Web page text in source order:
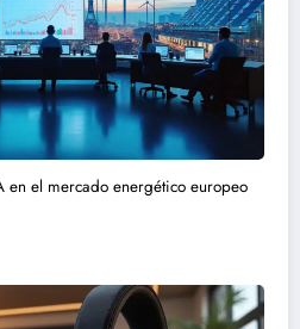
en el mercado energético europeo